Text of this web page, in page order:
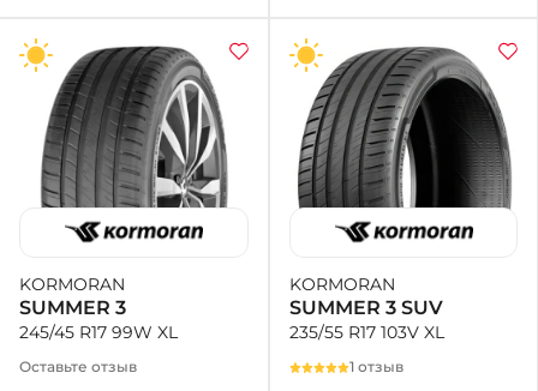
KORMORAN
SUMMER 3
245/45 R17 99W XL
Оставьте отзыв
KORMORAN
SUMMER 3 SUV
235/55 R17 103V XL
1 отзыв